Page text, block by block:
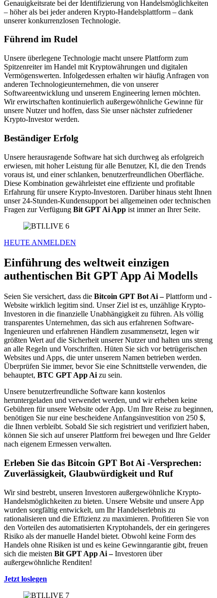
Genauigkeitsrate bei der Identifizierung von Handelsmöglichkeiten
– höher als bei jeder anderen Krypto-Handelsplattform – dank
unserer konkurrenzlosen Technologie.
Führend im Rudel
Unsere überlegene Technologie macht unsere Plattform zum
Spitzenreiter im Handel mit Kryptowährungen und digitalen
Vermögenswerten. Infolgedessen erhalten wir häufig Anfragen von
anderen Technologieunternehmen, die von unserer
Softwareentwicklung und unserem Engineering lernen möchten.
Wir erwirtschaften kontinuierlich außergewöhnliche Gewinne für
unsere Nutzer und hoffen, dass Sie unser nächster zufriedener
Krypto-Investor werden.
Beständiger Erfolg
Unsere herausragende Software hat sich durchweg als erfolgreich
erwiesen, mit hoher Leistung für alle Benutzer, KI, die den Trends
voraus ist, und einer schlanken, benutzerfreundlichen Oberfläche.
Diese Kombination gewährleistet eine effiziente und profitable
Erfahrung für unsere Krypto-Investoren. Darüber hinaus steht Ihnen
unser 24-Stunden-Kundensupport bei allgemeinen oder technischen
Fragen zur Verfügung Bit GPT Ai App ist immer an Ihrer Seite.
HEUTE ANMELDEN
Einführung des weltweit einzigen
authentischen Bit GPT App Ai Modells
Seien Sie versichert, dass die Bitcoin GPT Bot Ai –Plattform und -
Website wirklich legitim sind. Unser Ziel ist es, unzählige Krypto-
Investoren in die finanzielle Unabhängigkeit zu führen. Als völlig
transparentes Unternehmen, das sich aus erfahrenen Software-
Ingenieuren und erfahrenen Händlern zusammensetzt, legen wir
größten Wert auf die Sicherheit unserer Nutzer und halten uns streng
an alle Regeln und Vorschriften. Hüten Sie sich vor betrügerischen
Websites und Apps, die unter unserem Namen betrieben werden.
Überprüfen Sie immer, bevor Sie eine Schnittstelle verwenden, die
behauptet, BTC GPT App Ai zu sein.
Unsere benutzerfreundliche Software kann kostenlos
heruntergeladen und verwendet werden, und wir erheben keine
Gebühren für unsere Website oder App. Um Ihre Reise zu beginnen,
benötigen Sie nur eine bescheidene Anfangsinvestition von 250 $,
die Ihnen verbleibt. Sobald Sie sich registriert und verifiziert haben,
können Sie sich auf unserer Plattform frei bewegen und Ihre Gelder
nach eigenem Ermessen verwalten.
Erleben Sie das Bitcoin GPT Bot Ai -Versprechen:
Zuverlässigkeit, Glaubwürdigkeit und Ruf
Wir sind bestrebt, unseren Investoren außergewöhnliche Krypto-
Handelsmöglichkeiten zu bieten. Unsere Website und unsere App
wurden sorgfältig entwickelt, um Ihr Handelserlebnis zu
rationalisieren und die Effizienz zu maximieren. Profitieren Sie von
den Vorteilen des automatisierten Kryptohandels, der ein geringeres
Risiko als der manuelle Handel bietet. Obwohl keine Form des
Handels ohne Risiken ist und es keine Gewinngarantie gibt, freuen
sich die meisten Bit GPT App Ai –Investoren über
außergewöhnliche Renditen!
Jetzt loslegen